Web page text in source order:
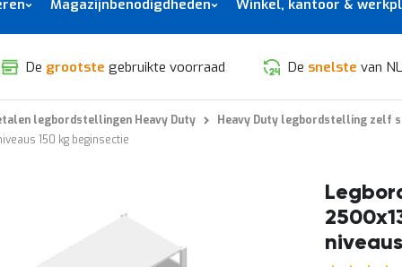
Magazijnbenodigdheden Winkel, kantoor &
De grootste gebruikte voorraad De snelste van
legbordstellingen Heavy Duty
Heavy Duty legbordstelling zelf
150 kg beginsectie